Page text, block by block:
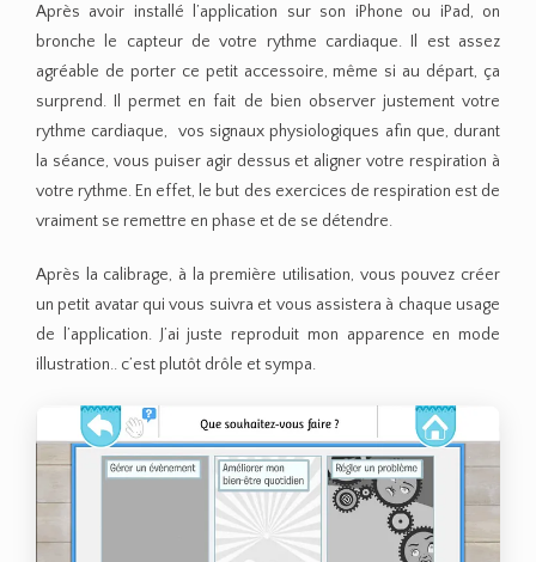
Après avoir installé l’application sur son iPhone ou iPad, on
bronche le capteur de votre rythme cardiaque. Il est assez
agréable de porter ce petit accessoire, même si au départ, ça
surprend. Il permet en fait de bien observer justement votre
rythme cardiaque, vos signaux physiologiques afin que, durant
la séance, vous puiser agir dessus et aligner votre respiration à
votre rythme. En effet, le but des exercices de respiration est de
vraiment se remettre en phase et de se détendre.
Après la calibrage, à la première utilisation, vous pouvez créer
un petit avatar qui vous suivra et vous assistera à chaque usage
de l’application. J’ai juste reproduit mon apparence en mode
illustration.. c’est plutôt drôle et sympa.